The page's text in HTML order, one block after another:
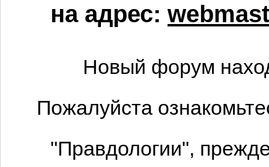
на адрес:
Новый форум
Пожалуйста
"Правдологии",